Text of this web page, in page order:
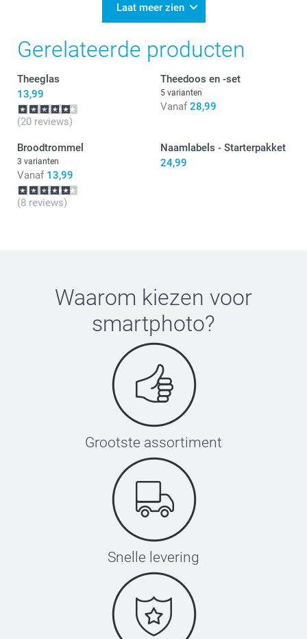
Laat meer zien
Gerelateerde producten
Theeglas
13,99
(20 reviews)
Theedoos en -set
5 varianten
Vanaf 28,99
Broodtrommel
3 varianten
Vanaf 13,99
(8 reviews)
Naamlabels - Starterpakket
24,99
Waarom kiezen voor
smartphoto?
Grootste assortiment
Snelle levering